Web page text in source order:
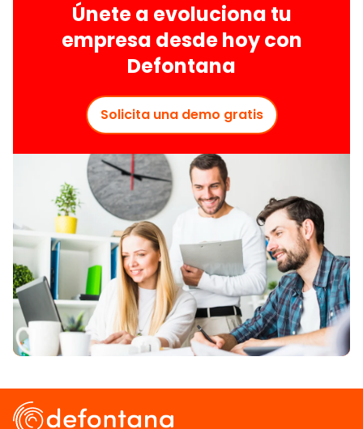
Únete a evoluciona tu
empresa desde hoy con
Defontana
Solicita una demo gratis